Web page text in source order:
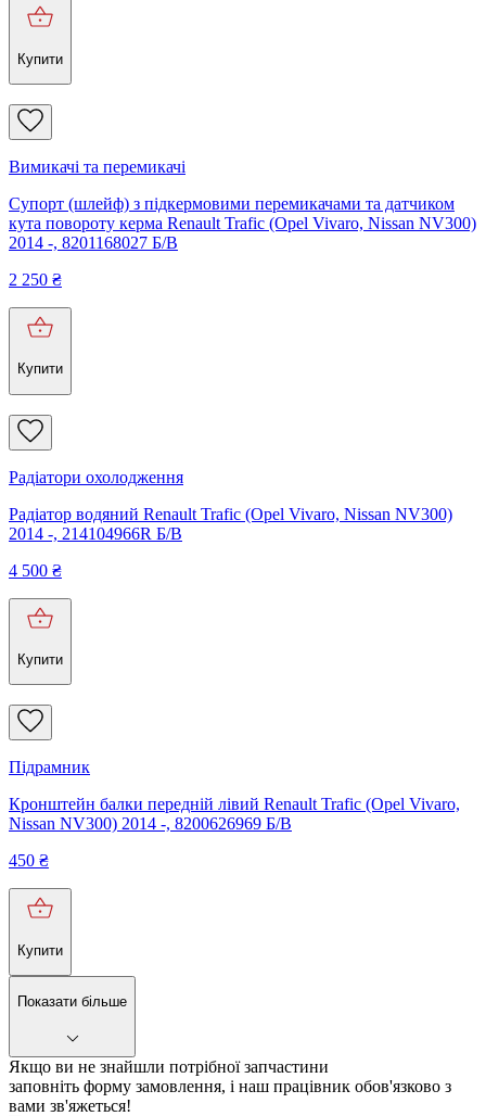
Купити
Вимикачі та перемикачі
Супорт (шлейф) з підкермовими перемикачами та датчиком
кута повороту керма Renault Trafic (Opel Vivaro, Nissan NV300)
2014 -, 8201168027 Б/В
2 250 ₴
Купити
Радіатори охолодження
Радіатор водяний Renault Trafic (Opel Vivaro, Nissan NV300)
2014 -, 214104966R Б/В
4 500 ₴
Купити
Підрамник
Кронштейн балки передній лівий Renault Trafic (Opel Vivaro,
Nissan NV300) 2014 -, 8200626969 Б/В
450 ₴
Купити
Показати більше
Якщо ви не знайшли потрібної запчастини
заповніть форму замовлення, і наш працівник обов'язково з
вами зв'яжеться!